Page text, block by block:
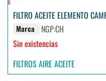
FILTRO ACEITE ELEMENTO
Marca
NGP:CH
Sin existencias
FILTROS AIRE ACEITE